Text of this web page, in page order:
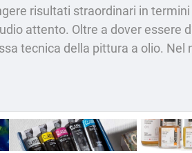
risultati straordinari in
attento. Oltre a dover
tecnica della pittura a olio.